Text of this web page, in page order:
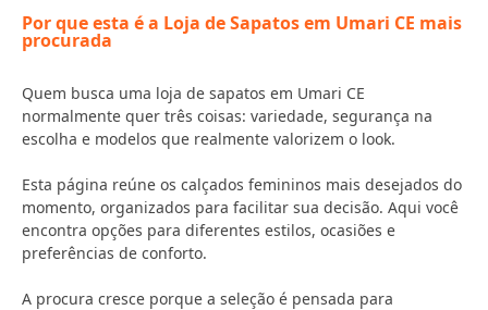
Por que esta é a Loja de Sapatos em Umari CE mais
procurada
Quem busca uma loja de sapatos em Umari CE
normalmente quer três coisas: variedade, segurança na
escolha e modelos que realmente valorizem o look.
Esta página reúne os calçados femininos mais desejados do
momento, organizados para facilitar sua decisão. Aqui você
encontra opções para diferentes estilos, ocasiões e
preferências de conforto.
A procura cresce porque a seleção é pensada para